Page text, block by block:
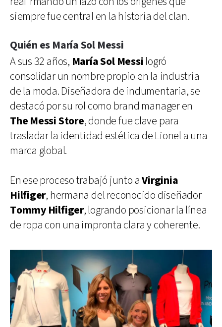
siempre fue central en la historia del clan.
Quién es María Sol Messi
A sus 32 años, María Sol Messilogró
consolidar un nombre propio en la industria
de la moda. Diseñadora de indumentaria, se
destacó por su rol como brand manager en
The Messi Store, donde fue clave para
trasladar la identidad estética de Lionel a una
marca global.
En ese proceso trabajó junto aVirginia
Hilfiger, hermana del reconocido diseñador
Tommy Hilfiger, logrando posicionar la línea
de ropa con una impronta clara y coherente.